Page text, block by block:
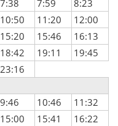
7:38 7:59
8:23
10:50 11:20
12:00
15:20 15:46
16:13
18:42 19:11
19:45
23:16
9:46 10:46
11:32
15:00 15:41
16:22